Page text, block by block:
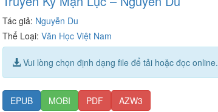
Tác giả: Nguyễn Du
Thể Loại:Văn Học Việt Nam
Vui lòng chọn định dạng file để tải hoặc đọc online.
EPUB MOBI PDF AZW3